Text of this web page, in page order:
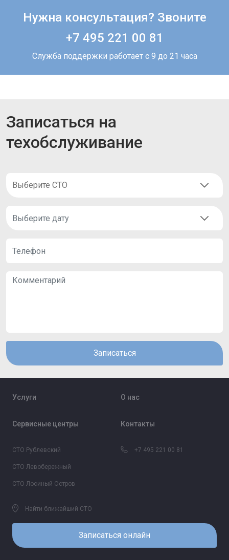
Нужна консультация? Звоните
+7 495 221 00 81
Служба поддержки работает с 9 до 21 часа
Записаться на
техобслуживание
Записаться
Услуги О нас
Сервисные центры
СТО Рублевский
СТО Левобережный
СТО Лосиный Остров
Найти ближайший СТО
Контакты
+7 495 221 00 81
Записаться онлайн